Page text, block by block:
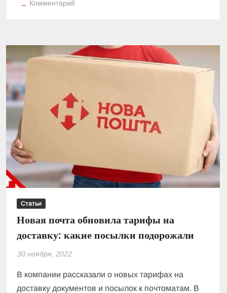
Комментарий
Статьи
Новая почта обновила тарифы на
доставку: какие посылки подорожали
30 ноября, 2022
В компании рассказали о новых тарифах на
доставку документов и посылок к почтоматам. В